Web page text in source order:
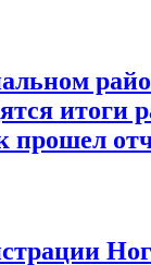
итоги
прошел